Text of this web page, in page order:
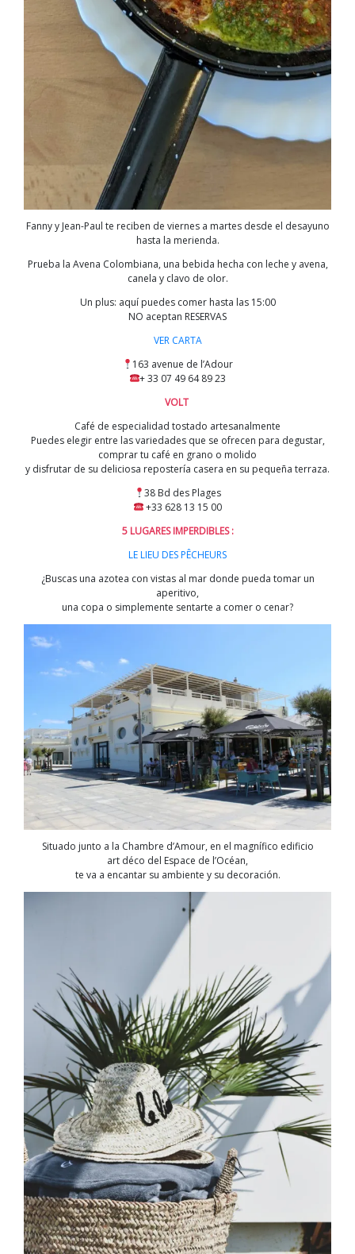
Fanny y Jean-Paul te reciben de viernes a martes desde el desayuno
hasta la merienda.
Prueba la Avena Colombiana, una bebida hecha con leche y avena,
canela y clavo de olor.
Un plus: aquí puedes comer hasta las 15:00
NO aceptan RESERVAS
VER CARTA
163 avenue de l’Adour
+ 33 07 49 64 89 23
VOLT
Café de especialidad tostado artesanalmente
Puedes elegir entre las variedades que se ofrecen para degustar,
comprar tu café en grano o molido
y disfrutar de su deliciosa repostería casera en su pequeña terraza.
38 Bd des Plages
+33 628 13 15 00
5 LUGARES IMPERDIBLES :
LE LIEU DES PÊCHEURS
¿Buscas una azotea con vistas al mar donde pueda tomar un
aperitivo,
una copa o simplemente sentarte a comer o cenar?
Situado junto a la Chambre d’Amour, en el magnífico edificio
art déco del Espace de l’Océan,
te va a encantar su ambiente y su decoración.